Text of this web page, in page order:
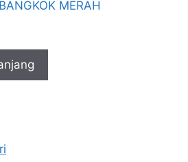
MERAH